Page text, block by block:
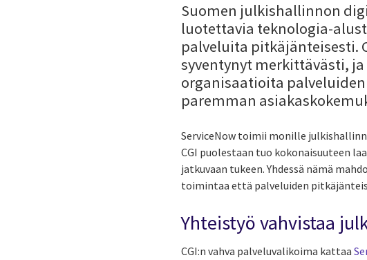
Suomen julkishallinnon
luotettavia teknologia-
palveluita pitkäjänteisesti.
syventynyt merkittävästi,
organisaatioita
paremman
ServiceNow toimii monille
CGI puolestaan tuo kokonaisuuteen
jatkuvaan tukeen. Yhdessä nämä
toimintaa että palveluiden
Yhteistyö vahvistaa
CGI:n vahva palveluvalikoima kattaa